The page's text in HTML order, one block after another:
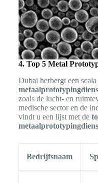
4. Top 5 Metal
Dubai herbergt een scala
zoals de lucht- en
medische sector en de
vindt u een lijst met de
Bedrijfsnaam